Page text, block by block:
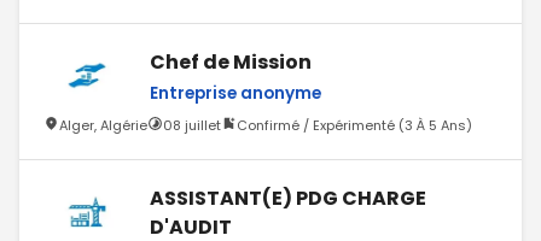
Chef de Mission
Entreprise anonyme
Alger, Algérie 08 juillet Confirmé / Expérimenté (3 À 5 Ans)
ASSISTANT(E) PDG CHARGE
D'AUDIT